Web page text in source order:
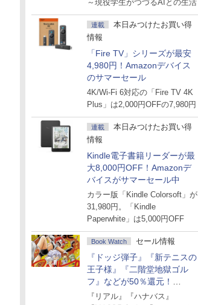
～現役学生がつづるAIとの生活
連載
本日みつけたお買い得
情報
「Fire TV」シリーズが最安
4,980円！Amazonデバイス
のサマーセール
4K/Wi-Fi 6対応の「Fire TV 4K
Plus」は2,000円OFFの7,980円
連載
本日みつけたお買い得
情報
Kindle電子書籍リーダーが最
大8,000円OFF！Amazonデ
バイスがサマーセール中
カラー版「Kindle Colorsoft」が
31,980円。「Kindle
Paperwhite」は5,000円OFF
Book Watch セール情報
『ドッジ弾子』『新テニスの
王子様』『二階堂地獄ゴル
フ』などが50％還元！
Amazonマンガ週末セール
『リアル』『ハナバス』